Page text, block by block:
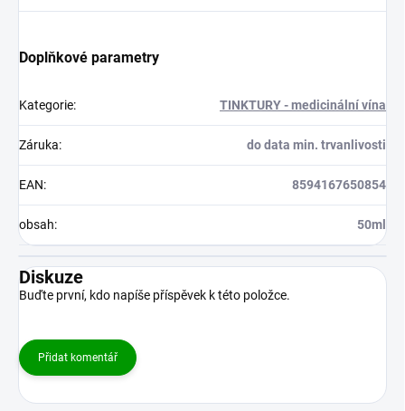
Doplňkové parametry
Kategorie: TINKTURY - medicinální vína
Záruka: do data min. trvanlivosti
EAN: 8594167650854
obsah: 50ml
Diskuze
Buďte první, kdo napíše příspěvek k této položce.
Přidat komentář